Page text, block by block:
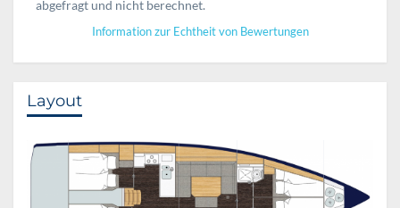
abgefragt und nicht berechnet.
Information zur Echtheit von Bewertungen
Layout